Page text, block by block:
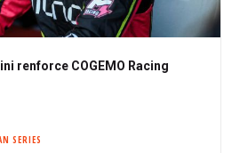
renforce COGEMO Racing
SERIES